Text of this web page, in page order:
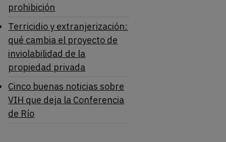
prohibición
Terricidio y extranjerización:
qué cambia el proyecto de
inviolabilidad de la
propiedad privada
Cinco buenas noticias sobre
VIH que deja la Conferencia
de Río